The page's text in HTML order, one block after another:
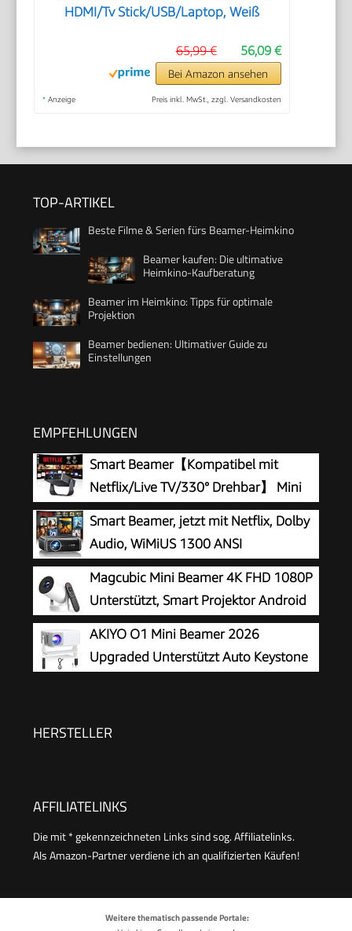
HDMI/Tv Stick/USB/Laptop, Weiß
56,09 €
65,99 €
Bei Amazon ansehen
* Anzeige Preis inkl. MwSt., zzgl. Versandkosten
TOP-ARTIKEL
Beste Filme & Serien fürs Beamer-Heimkino
Beamer kaufen: Die ultimative
Heimkino-Kaufberatung
Beamer im Heimkino: Tipps für optimale
Projektion
Beamer bedienen: Ultimativer Guide zu
Einstellungen
EMPFEHLUNGEN
Smart Beamer【Kompatibel mit
Netflix/Live TV/330° Drehbar】 Mini
Beamer 4K mit Autofokus/6D
Trapezkorrektur, Mini Projector 4K 1080P Full
HD WiFi6 & Bluetooth Heimkino/Outdoor Klein
Projektor für Handy
Smart Beamer, jetzt mit Netflix, Dolby
Audio, WiMiUS 1300 ANSI
Autofokus/6D Trapezkorrektur Led
Beamer 4K Heimkino Unterstützt, WiFi
Bluetooth Full HD 1080P Outdoor
Deckenmontage Projektor für Handy
Magcubic Mini Beamer 4K FHD 1080P
Unterstützt, Smart Projektor Android
14
AKIYO O1 Mini Beamer 2026
Upgraded Unterstützt Auto Keystone
HERSTELLER
AFFILIATELINKS
Die mit * gekennzeichneten Links sind sog. Affiliatelinks.
Als Amazon-Partner verdiene ich an qualifizierten Käufen!
Weitere thematisch passende Portale: